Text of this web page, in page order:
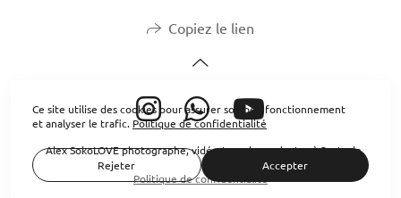
Copiez le lien
Alex SokoLOVE photographe, vidéaste, robes volantes à Santorin
Politique de confidentialité
Ce site utilise des cookies pour assurer son bon fonctionnement
et analyser le trafic. Politique de confidentialité
Rejeter Accepter